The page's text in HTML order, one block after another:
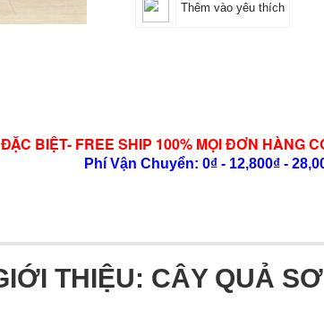
Thêm vào yêu thích
BIỆT- FREE SHIP 100% MỌI ĐƠN HÀNG
Phí Vận Chuyển: 0₫ - 12,800₫ -
THIỆU: CÂY QUẢ